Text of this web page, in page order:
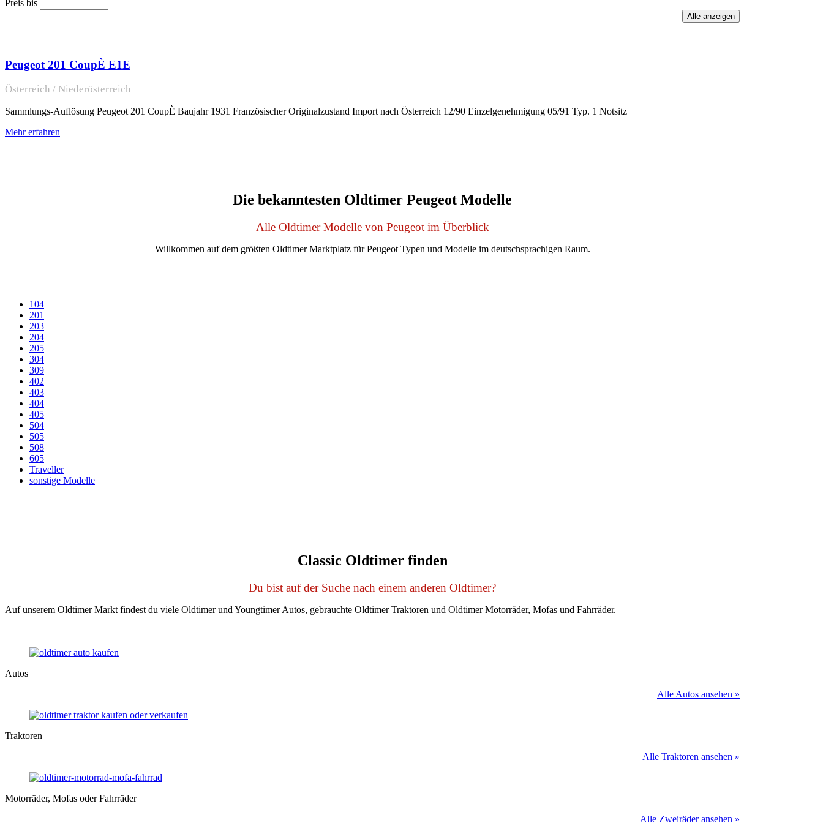
Preis bis
Peugeot 201 CoupÈ E1E
Österreich / Niederösterreich
Sammlungs-Auflösung Peugeot 201 CoupÈ Baujahr 1931 Französischer Originalzustand Import nach Österreich 12/90 Einzelgenehmigung 05/91 Typ. 1 Notsitz
Mehr erfahren
Die bekanntesten Oldtimer Peugeot Modelle
Alle Oldtimer Modelle von Peugeot im Überblick
Willkommen auf dem größten Oldtimer Marktplatz für Peugeot Typen und Modelle im deutschsprachigen Raum.
104
201
203
204
205
304
309
402
403
404
405
504
505
508
605
Traveller
sonstige Modelle
Classic Oldtimer finden
Du bist auf der Suche nach einem anderen Oldtimer?
Auf unserem Oldtimer Markt findest du viele Oldtimer und Youngtimer Autos, gebrauchte Oldtimer Traktoren und Oldtimer Motorräder, Mofas und Fahrräder.
Autos
Alle Autos ansehen »
Traktoren
Alle Traktoren ansehen »
Motorräder, Mofas oder Fahrräder
Alle Zweiräder ansehen »